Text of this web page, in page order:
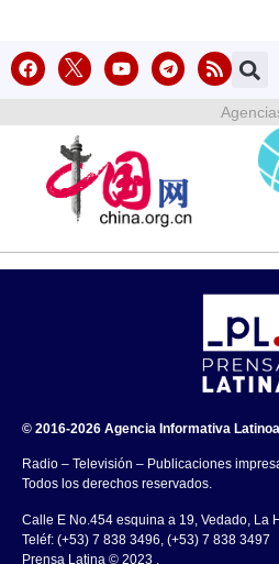
© 2016-2026 Agencia Informativa
Radio – Televisión – Publicaciones
Todos los derechos reservados.
Calle E No.454 esquina a 19, Vedado, La
Teléf: (+53) 7 838 3496, (+53) 7 838 3497
Prensa Latina © 2023 .